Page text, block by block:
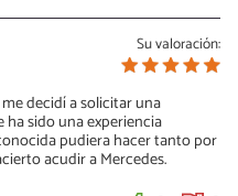
Su valoración:
decidí a solicitar una
sido una experiencia
pudiera hacer tanto por
acudir a Mercedes.